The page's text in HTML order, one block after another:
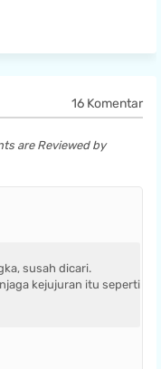
16 Komentar
are Reviewed by
susah dicari.
kejujuran itu seperti